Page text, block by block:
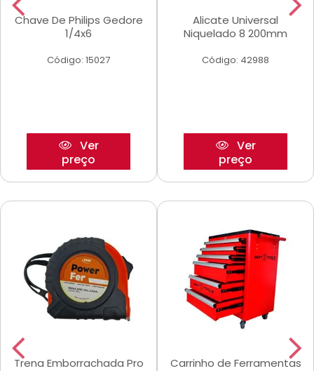
Chave De Philips Gedore
1/4x6
Código: 15027
Ver
preço
Alicate Universal
Niquelado 8 200mm
Código: 42988
Ver
preço
Trena Emborrachada Pro
Carrinho de Ferramentas